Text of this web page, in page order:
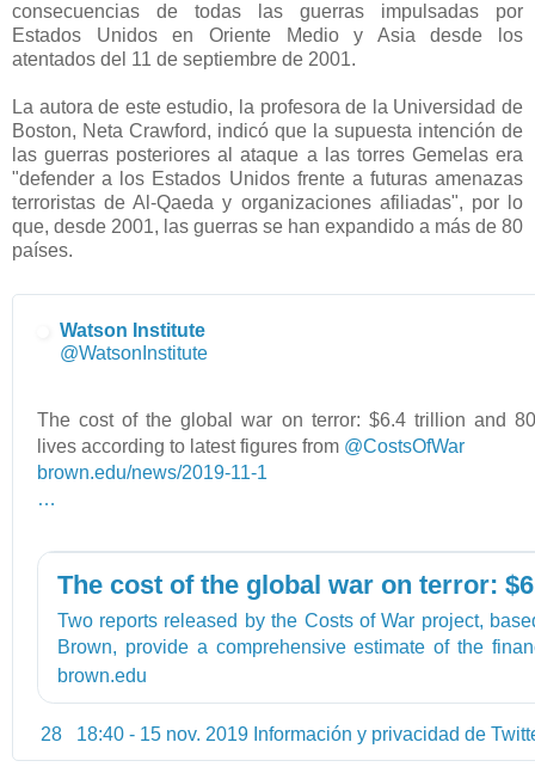
consecuencias de todas las guerras impulsadas por
Estados Unidos en Oriente Medio y Asia desde los
atentados del 11 de septiembre de 2001.
La autora de este estudio, la profesora de la Universidad de
Boston, Neta Crawford, indicó que la supuesta intención de
las guerras posteriores al ataque a las torres Gemelas era
"defender a los Estados Unidos frente a futuras amenazas
terroristas de Al-Qaeda y organizaciones afiliadas", por lo
que, desde 2001, las guerras se han expandido a más de 80
países.
Watson Institute
@WatsonInstitute
The cost of the global war on terror: $6.4 trillion and
lives according to latest figures from @CostsOfWar
h
t
p
w
w
.
brown.edu/news/2019-11-1
3
c
w
a
…
Two reports released by the Costs of War project,
Brown, provide a comprehensive estimate of the
and human cost of America’s post-9/11 wars.
brown.edu
28 18:40 - 15 nov. 2019 Información y privacidad de